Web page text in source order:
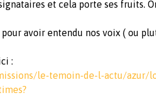
et cela porte ses fruits.
avoir entendu nos voix ( ou
:
le-temoin-de-l-actu/azur/